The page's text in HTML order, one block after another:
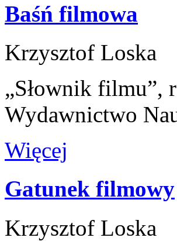
Baśń filmowa
Krzysztof Loska
„Słownik filmu”,
Wydawnictwo
Więcej
Gatunek filmowy
Krzysztof Loska